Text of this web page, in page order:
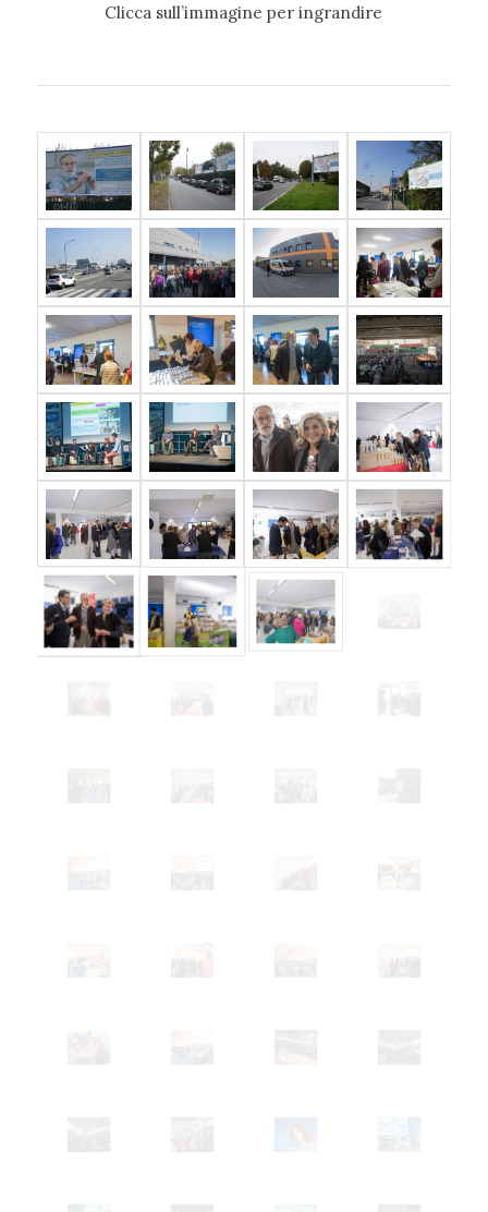
Clicca sull’immagine per ingrandire